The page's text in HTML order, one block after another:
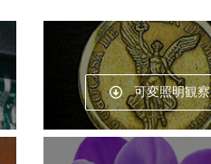
可変照明観察